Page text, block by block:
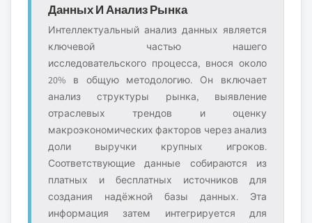
Данных И Анализ Рынка
Интеллектуальный анализ данных является
ключевой частью нашего
исследовательского процесса, внося около
20% в общую методологию. Он включает
анализ структуры рынка, выявление
отраслевых трендов и оценку
макроэкономических факторов через анализ
доли выручки крупных игроков.
Соответствующие данные собираются из
платных и бесплатных источников для
создания надёжной базы данных. Эта
информация затем интегрируется для